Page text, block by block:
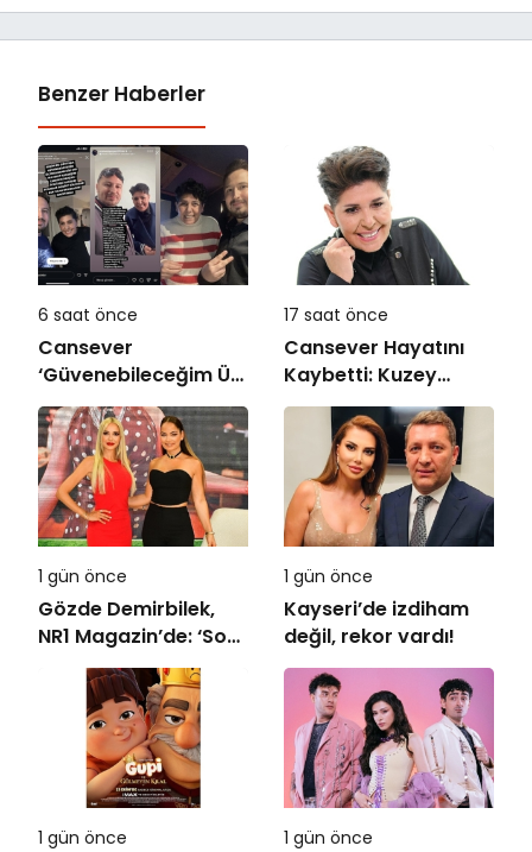
Benzer Haberler
6 saat önce
Cansever
‘Güvenebileceğim Üç
İnsandan Biri’
Demişti: Mahmut
Görgen’den
Cansever’e Duygusal
Veda
17 saat önce
Cansever Hayatını
Kaybetti: Kuzey
Makedonya’da
Toprağa Verilecek
1 gün önce
Gözde Demirbilek,
NR1 Magazin’de: ‘Son
assolist olarak var
olacağım!’
1 gün önce
Kayseri’de izdiham
değil, rekor vardı!
1 gün önce 1 gün önce